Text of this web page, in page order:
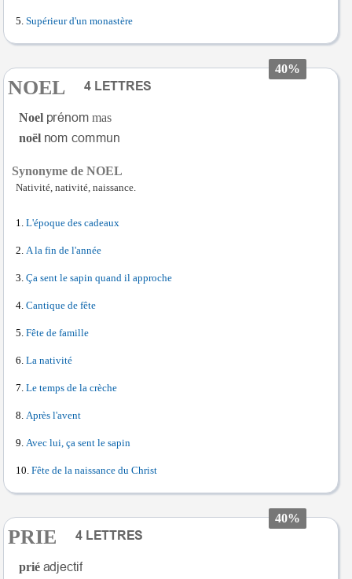
Supérieur d'un monastère
40%
NOEL
Noel
mas
noël
Synonyme de NOEL
Nativité, nativité, naissance.
L'époque des cadeaux
A la fin de l'année
Ça sent le sapin quand il approche
Cantique de fête
Fête de famille
La nativité
Le temps de la crèche
Après l'avent
Avec lui, ça sent le sapin
Fête de la naissance du Christ
40%
PRIE
prié